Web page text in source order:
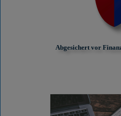
Abgesichert vor